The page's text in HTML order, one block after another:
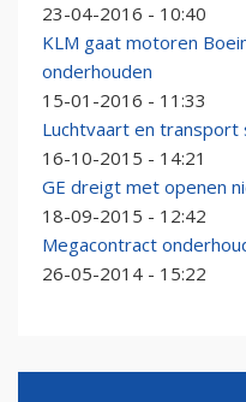
23-04-2016 - 10:40
KLM gaat motoren
onderhouden
15-01-2016 - 11:33
Luchtvaart en transport
16-10-2015 - 14:21
GE dreigt met openen
18-09-2015 - 12:42
Megacontract
26-05-2014 - 15:22